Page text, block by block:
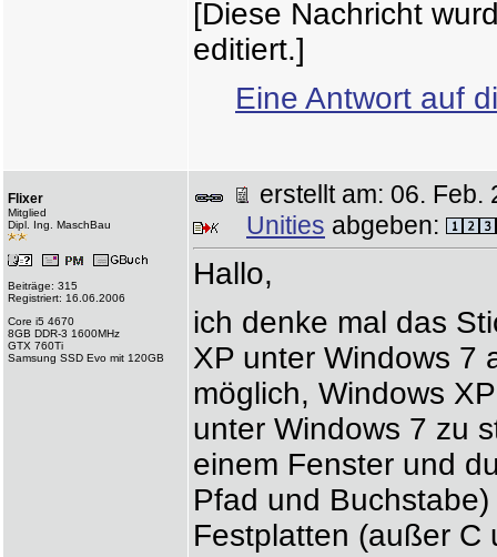
[Diese Nachricht
editiert.]
Eine Antwort auf
Flixer
Mitglied
Dipl. Ing. MaschBau
Beiträge: 315
Registriert: 16.06.2006
Core i5 4670
8GB DDR-3 1600MHz
GTX 760Ti
Samsung SSD Evo mit 120GB
erstellt am: 06.
Unities abgeben:
Hallo,
ich denke mal das
XP unter Windows 7
möglich, Windows
unter Windows 7 zu
einem Fenster und
Pfad und
Festplatten (außer C